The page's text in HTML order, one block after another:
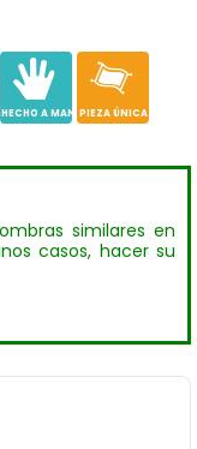
c
HECHO A MANO
h
PIEZA ÚNICA
similares en
casos, hacer su